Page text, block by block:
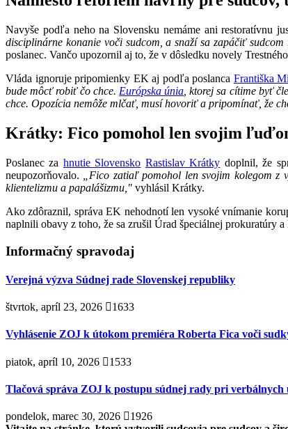
Navyše podľa neho na Slovensku nemáme ani restoratívnu
disciplinárne konanie voči sudcom, a snaží sa zapáčiť
poslanec. Vančo upozornil aj to, že v dôsledku novely
Vláda ignoruje pripomienky EK aj podľa poslanca Františka
bude môcť robiť čo chce. Európska únia , ktorej sa cítime byť
chce. Opozícia nemôže mlčať, musí hovoriť a pripomínať, že
Krátky: Fico pomohol len svojim
Poslanec za hnutie Slovensko Rastislav Krátky doplnil, že
neupozorňovalo.
„Fico zatiaľ pomohol len svojim kolegom z
klientelizmu a papalášizmu," vyhlásil Krátky.
Ako zdôraznil, správa EK nehodnotí len vysoké vnímanie
naplnili obavy z toho, že sa zrušil Úrad špeciálnej prokuratúry
Informačný spravodaj
Verejná výzva Súdnej rade Slovenskej republiky
štvrtok, apríl 23, 2026 1633
Vyhlásenie ZOJ k útokom premiéra Roberta Fica voči
piatok, apríl 10, 2026 1533
Tlačová správa ZOJ k postupu súdnej rady pri verbálnych
pondelok, marec 30, 2026
1926